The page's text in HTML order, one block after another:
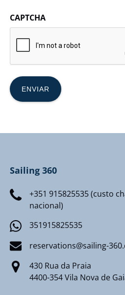
CAPTCHA
Sailing 360
+351 915825535 (custo
nacional)
351915825535
reservations@sailing-
430 Rua da Praia
4400-354 Vila Nova de